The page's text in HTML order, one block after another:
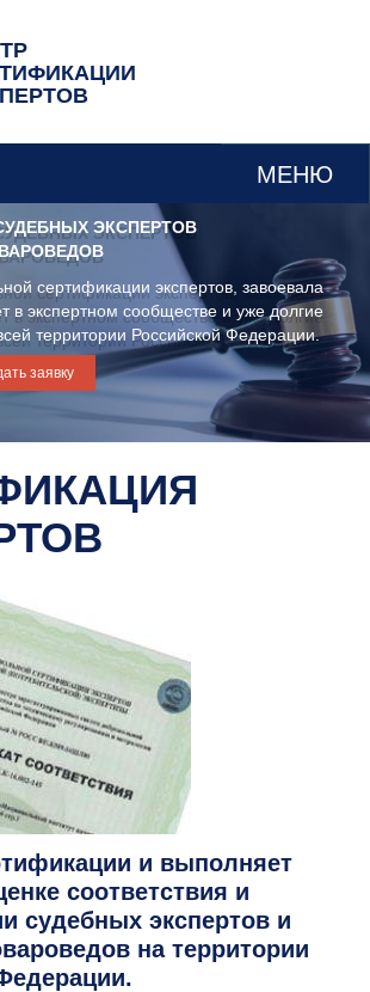
МЕНЮ
ЭКСПЕРТОВ
сертификации экспертов, завоевала
в экспертном сообществе и уже долгие
территории Российской Федерации.
заявку
и выполняет
соответствия и
судебных экспертов и
на территории